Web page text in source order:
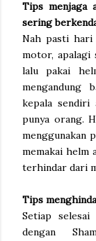
Tips menjaga
sering
Nah pasti hari
motor, apalagi
lalu pakai
mengandung
kepala sendiri
punya orang.
menggunakan
memakai helm
terhindar dari
Tips
Setiap selesai
dengan